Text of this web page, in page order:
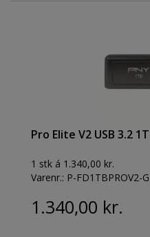
Pro Elite V2 USB 3.2
1 stk á 1.340,00 kr.
Varenr.: P-FD1TBPROV2-
1.340,00 kr.